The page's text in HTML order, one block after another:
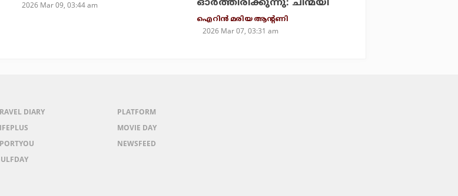
2026 Mar 09, 03:44 am
ഓര്‍ത്തിരിക്കുന്നു: ചിന്മയി
ഐറിന്‍ മരിയ ആന്റണി
2026 Mar 07, 03:31 am
DIARY
PLATFORM
MOVIE DAY
NEWSFEED